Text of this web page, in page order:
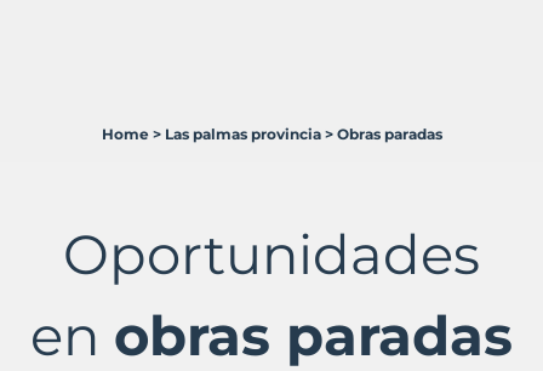
Palmas
con
Murbalands
Home > Las palmas provincia > Obras paradas
Oportunidades
en obras paradas